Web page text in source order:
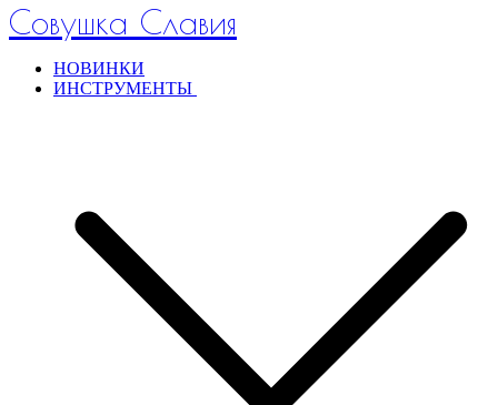
Совушка Славия
НОВИНКИ
ИНСТРУМЕНТЫ